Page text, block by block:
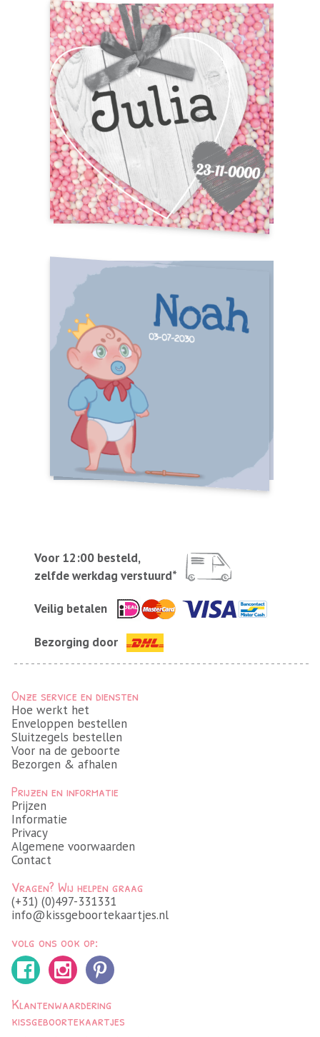
Voor 12:00 besteld,
zelfde werkdag verstuurd*
Veilig betalen
Bezorging door
Onze service en diensten
Hoe werkt het
Enveloppen bestellen
Sluitzegels bestellen
Voor na de geboorte
Bezorgen & afhalen
Prijzen en informatie
Prijzen
Informatie
Privacy
Algemene voorwaarden
Contact
Vragen? Wij helpen graag
(+31) (0)497-331331
info@kissgeboortekaartjes.nl
volg ons ook op:
Klantenwaardering
kissgeboortekaartjes